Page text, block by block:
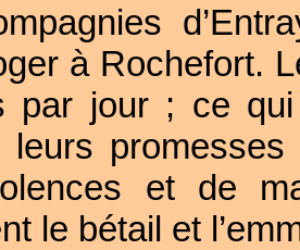
à Rochefort.
par jour ; ce
leurs
et de
le bétail et